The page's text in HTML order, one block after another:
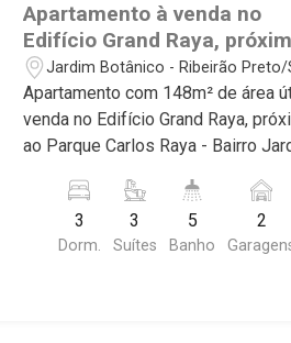
Apartamento à venda no
Edifício Grand Raya,
ao Parque Carlos Raya -
Ribeirão Preto/SP.
Jardim Botânico - Ribeirão Preto/
Apartamento com 148m² de área
venda no Edifício Grand Raya,
ao Parque Carlos Raya - Bairro
as características deste imóvel que
Martinelli Imobiliária selecionou
você: - 148m² de área útil - 3 suítes
3
Dorm.
3
Suítes
5
Banho
2